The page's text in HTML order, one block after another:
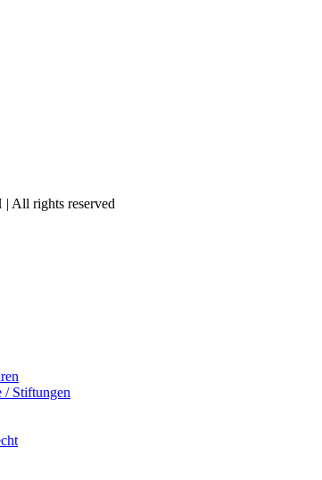
All rights reserved
/ Stiftungen